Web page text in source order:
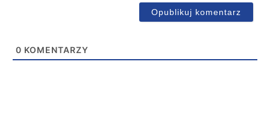
0 KOMENTARZY